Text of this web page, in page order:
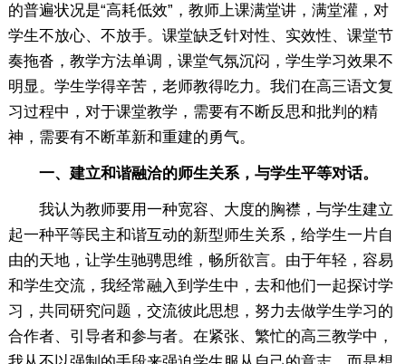
的普遍状况是“高耗低效”，教师上课满堂讲，满堂灌，对
学生不放心、不放手。课堂缺乏针对性、实效性、课堂节
奏拖沓，教学方法单调，课堂气氛沉闷，学生学习效果不
明显。学生学得辛苦，老师教得吃力。我们在高三语文复
习过程中，对于课堂教学，需要有不断反思和批判的精
神，需要有不断革新和重建的勇气。
一、建立和谐融洽的师生关系，与学生平等对话。
我认为教师要用一种宽容、大度的胸襟，与学生建立
起一种平等民主和谐互动的新型师生关系，给学生一片自
由的天地，让学生驰骋思维，畅所欲言。由于年轻，容易
和学生交流，我经常融入到学生中，去和他们一起探讨学
习，共同研究问题，交流彼此思想，努力去做学生学习的
合作者、引导者和参与者。在紧张、繁忙的高三教学中，